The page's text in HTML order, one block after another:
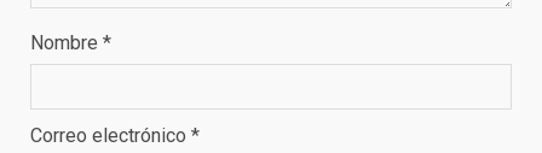
Nombre *
Correo electrónico *